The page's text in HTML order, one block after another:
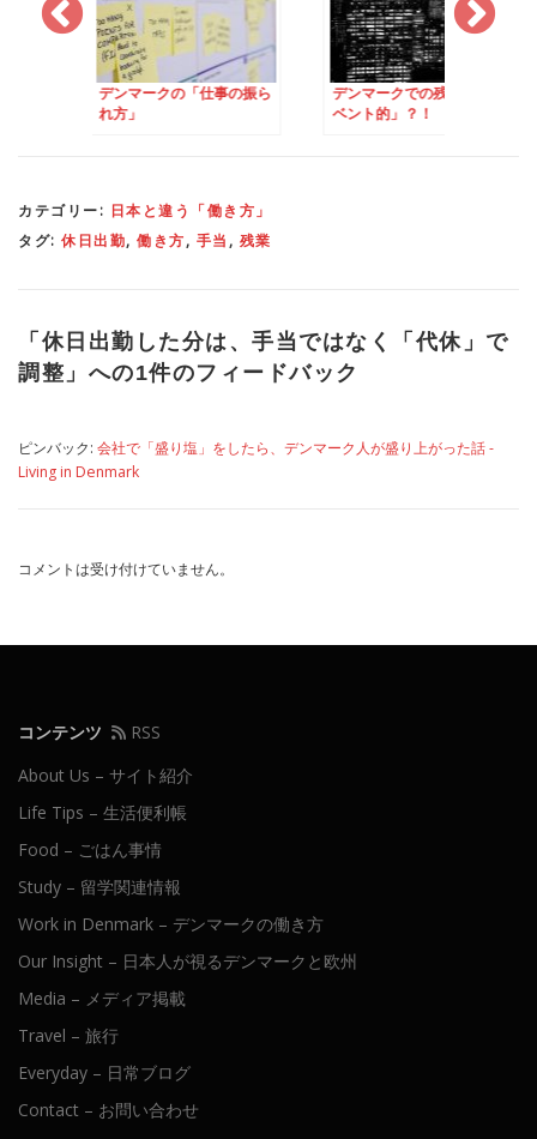
の「仕事の振ら
デンマークでの残業は「イ
契約で決めたこと以
っちゃダメ！なデン
カテゴリー: 日本と違う「働き方」
タグ: 休日出勤, 働き方, 手当 , 残業
「 休日出勤した分は、手当ではなく「代休」で
調整 」への1件のフィードバック
ピンバック: 会社で「盛り塩」をしたら、デンマーク人が盛り上がった話 -
Living in Denmark
コメントは受け付けていません。
コンテンツ
RSS
About Us – サイト紹介
Life Tips – 生活便利帳
Food – ごはん事情
Study – 留学関連情報
Work in Denmark – デンマークの働き方
Our Insight – 日本人が視るデンマークと欧州
Media – メディア掲載
Travel – 旅行
Everyday – 日常ブログ
Contact – お問い合わせ